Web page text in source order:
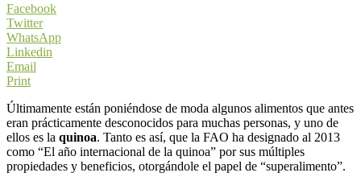
Facebook
Twitter
WhatsApp
Linkedin
Email
Print
Últimamente están poniéndose de moda algunos alimentos que antes
eran prácticamente desconocidos para muchas personas, y uno de
ellos es la quinoa. Tanto es así, que la FAO ha designado al 2013
como “El año internacional de la quinoa” por sus múltiples
propiedades y beneficios, otorgándole el papel de “superalimento”.